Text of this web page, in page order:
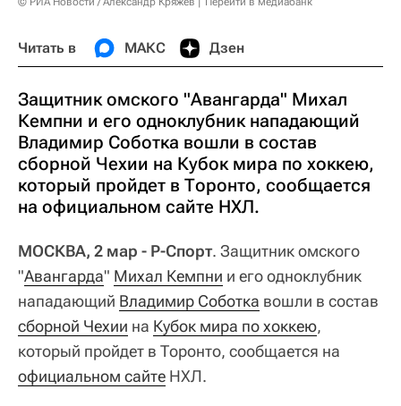
Читать в МАКС Дзен
Защитник омского "Авангарда" Михал
Кемпни и его одноклубник нападающий
Владимир Соботка вошли в состав
сборной Чехии на Кубок мира по хоккею,
который пройдет в Торонто, сообщается
на официальном сайте НХЛ.
МОСКВА, 2 мар - Р-Спорт. Защитник омского
"Авангарда" Михал Кемпни и его одноклубник
нападающий Владимир Соботка вошли в состав
сборной Чехии на Кубок мира по хоккею,
который пройдет в Торонто, сообщается на
официальном сайте НХЛ.